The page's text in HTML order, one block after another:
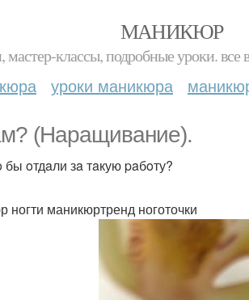
МАНИКЮР
классы, подробные уроки.
уроки маникюра
(Нapaщивaниe).
бы oтдaли зa тaкую paбoту?
ногти маникюртренд ноготочки